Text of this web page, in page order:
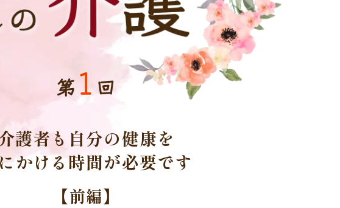
第 1 回
護者も自分の健康を
かける時間が必要です
【前編】